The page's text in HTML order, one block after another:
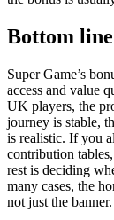
Bottom line
Super Game’s
access and value
UK players, the
journey is stable,
is realistic. If you
contribution
rest is deciding
many cases, the
not just the banner.